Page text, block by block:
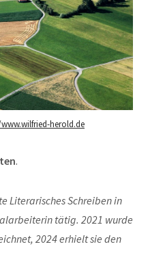
herold.de
.
Literarisches Schreiben in
tätig. 2021 wurde
2024 erhielt sie den